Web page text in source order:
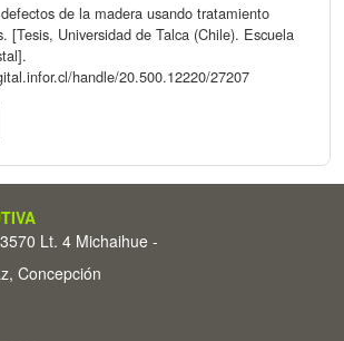
de la madera usando tratamiento
[Tesis, Universidad de Talca (Chile). Escuela
handle/20.500.12220/27207
Lt. 4 Michaihue -
Concepción